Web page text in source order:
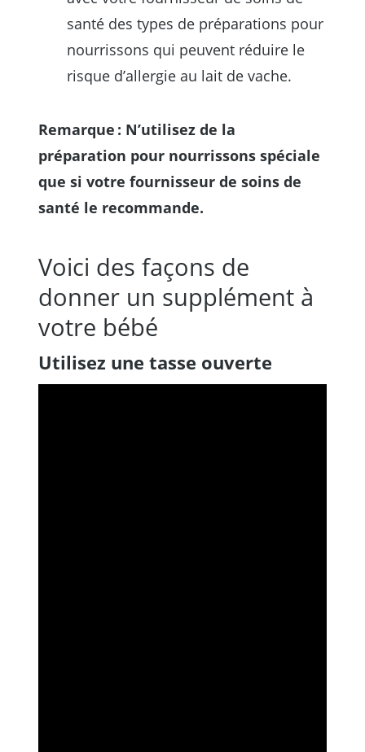
santé des types de préparations pour
nourrissons qui peuvent réduire le
risque d’allergie au lait de vache.
Remarque : N’utilisez de la
préparation pour nourrissons spéciale
que si votre fournisseur de soins de
santé le recommande.
Voici des façons de
donner un supplément à
votre bébé
Utilisez une tasse ouverte